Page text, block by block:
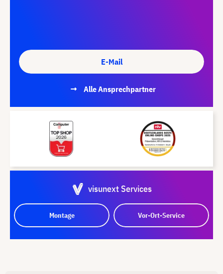
E-Mail
Alle Ansprechpartner
visunext Services
Montage Vor-Ort-Service